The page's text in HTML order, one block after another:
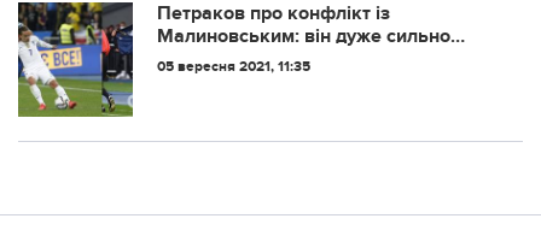
Петраков про конфлікт із
Малиновським: він дуже сильно
образився. Я попросив вибачення
05 вересня 2021, 11:35